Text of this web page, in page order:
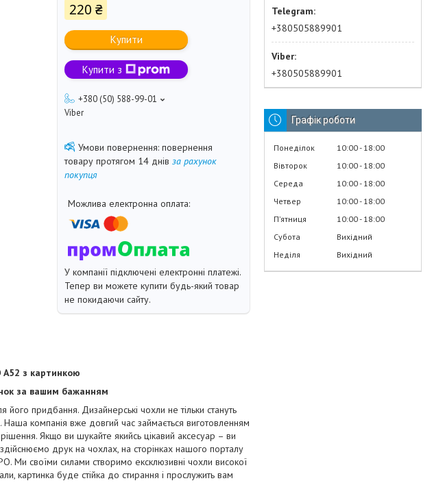
220 ₴
Купити
Купити з
+380 (50) 588-99-01
Viber
повернення
товару протягом 14 днів за рахунок
покупця
У компанії підключені електронні платежі.
Тепер ви можете купити будь-який товар
не покидаючи сайту.
A52 з картинкою
за вашим бажанням
придбання. Дизайнерські чохли не тільки стануть
Наша компанія вже довгий час займається виготовленням
рішення. Якщо ви шукайте якийсь цікавий аксесуар – ви
друк на чохлах, на сторінках нашого порталу
Ми своїми силами створимо ексклюзивні чохли високої
картинка буде стійка до стирання і прослужить вам
+380505889901
+380505889901
Графік роботи
Понеділок 10:00 18:00
Вівторок
10:00 18:00
Середа
10:00 18:00
Четвер
10:00 18:00
Пʼятниця
10:00 18:00
Субота
Вихідний
Неділя
Вихідний